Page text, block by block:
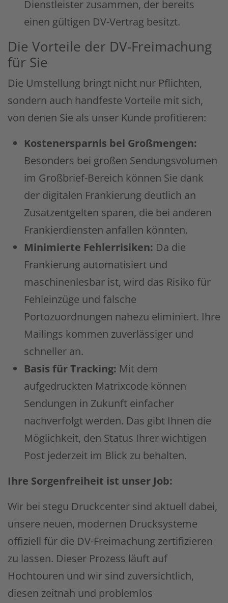
Dienstleister zusammen, der bereits
einen gültigen DV-Vertrag besitzt.
Die Vorteile der DV-Freimachung
für Sie
Die Umstellung bringt nicht nur Pflichten,
sondern auch handfeste Vorteile mit sich,
von denen Sie als unser Kunde profitieren:
Kostenersparnis bei Großmengen:
Besonders bei großen Sendungsvolumen
im Großbrief-Bereich können Sie dank
der digitalen Frankierung deutlich an
Zusatzentgelten sparen, die bei anderen
Frankierdiensten anfallen könnten.
Minimierte Fehlerrisiken: Da die
Frankierung automatisiert und
maschinenlesbar ist, wird das Risiko für
Fehleinzüge und falsche
Portozuordnungen nahezu eliminiert. Ihre
Mailings kommen zuverlässiger und
schneller an.
Basis für Tracking: Mit dem
aufgedruckten Matrixcode können
Sendungen in Zukunft einfacher
nachverfolgt werden. Das gibt Ihnen die
Möglichkeit, den Status Ihrer wichtigen
Post jederzeit im Blick zu behalten.
Ihre Sorgenfreiheit ist unser Job:
Wir bei stegu Druckcenter sind aktuell dabei,
unsere neuen, modernen Drucksysteme
offiziell für die DV-Freimachung zertifizieren
zu lassen. Dieser Prozess läuft auf
Hochtouren und wir sind zuversichtlich,
diesen zeitnah und problemlos